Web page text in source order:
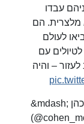
עבדו
מלצרית. הם
לעולם
עם
לעזור – והיה
&mdash; מירב כהן - Meirav Cohen